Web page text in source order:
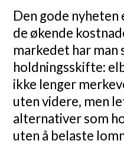
Den gode nyheten
de økende
markedet har man
holdningsskifte:
ikke lenger
uten videre, men
alternativer som
uten å belaste